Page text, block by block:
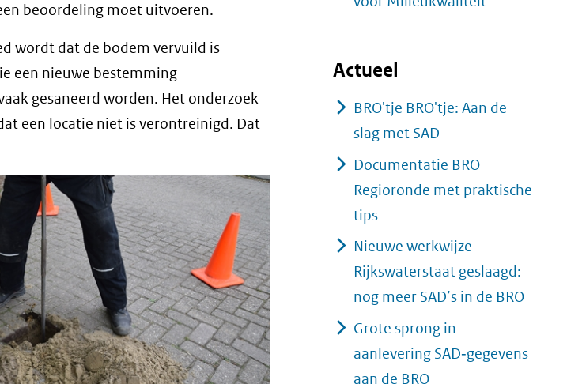
beoordeling moet uitvoeren.
wordt dat de bodem vervuild is
een nieuwe bestemming
gesaneerd worden. Het onderzoek
een locatie niet is verontreinigd. Dat
Actueel
BRO'tje BRO'tje: Aan de
slag met SAD
Documentatie BRO
Regioronde met praktische
tips
Nieuwe werkwijze
Rijkswaterstaat geslaagd:
nog meer SAD’s in de BRO
Grote sprong in
aanlevering SAD‑gegevens
aan de BRO